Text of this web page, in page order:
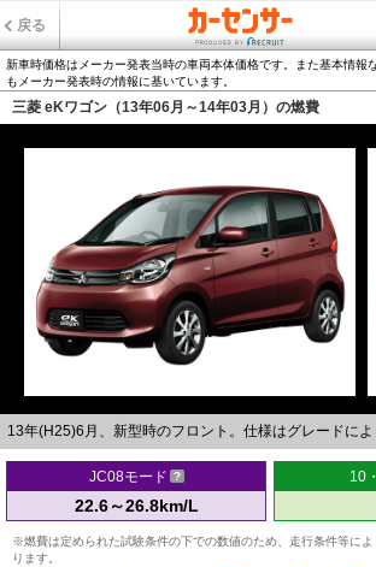
戻る
新車時価格はメーカー発表当時の車両本体価格です。また基本情報
もメーカー発表時の情報に基いています。
三菱 eKワゴン（13年06月～14年03月）の燃費
13年(H25)6月、新型時のフロント。仕様はグレードに
JC08モード
22.6～26.8km/L
10
※燃費は定められた試験条件の下での数値のため、走行条件等に
ります。